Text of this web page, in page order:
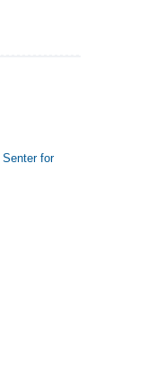
Senter for